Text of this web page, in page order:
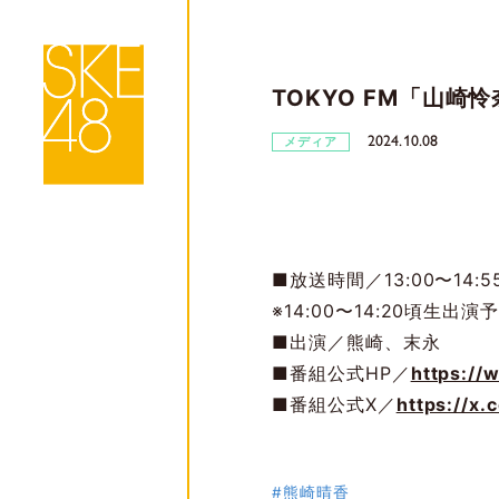
TOKYO FM「山崎怜
メディア 2024.10.08
■放送時間／13:00〜
※14:00〜14:20頃生出演
■出演／熊崎、末永
■番組公式HP／ https://
■番組公式X／ https://
#熊崎晴香